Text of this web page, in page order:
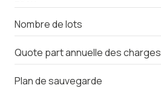
Nombre de lots
Quote part annuelle des charges
Plan de sauvegarde